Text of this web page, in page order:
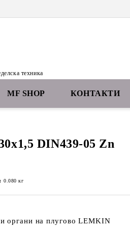
техника
MF SHOP КОНТАКТИ
DIN439-05 Zn
0.080 кг
органи на плугово LEMKIN